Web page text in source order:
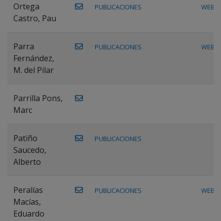
Ortega
Castro, Pau
PUBLICACIONES WEB
Parra
Fernández,
M. del Pilar
PUBLICACIONES WEB
Parrilla Pons,
Marc
Patiño
Saucedo,
Alberto
PUBLICACIONES
Peralías
Macías,
Eduardo
PUBLICACIONES WEB